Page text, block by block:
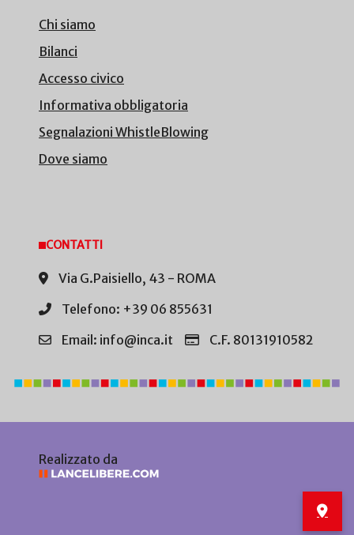
Chi siamo
Bilanci
Accesso civico
Informativa obbligatoria
Segnalazioni WhistleBlowing
Dove siamo
CONTATTI
Via G.Paisiello, 43 - ROMA
Telefono: +39 06 855631
Email: info@inca.it
C.F. 80131910582
Realizzato da